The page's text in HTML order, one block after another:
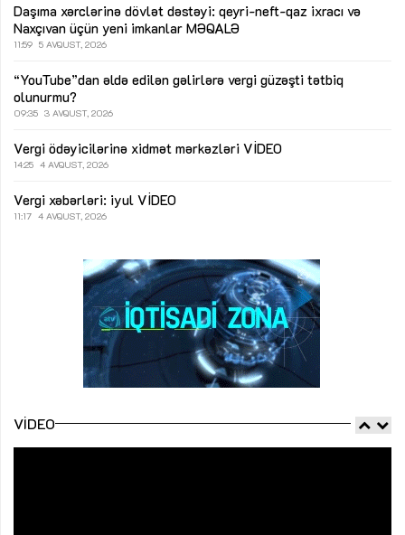
Daşıma xərclərinə dövlət dəstəyi: qeyri-neft-qaz ixracı və
Naxçıvan üçün yeni imkanlar MƏQALƏ
11:59 5 AVQUST, 2026
“YouTube”dan əldə edilən gəlirlərə vergi güzəşti tətbiq
olunurmu?
09:35 3 AVQUST, 2026
Vergi ödəyicilərinə xidmət mərkəzləri VİDEO
14:25 4 AVQUST, 2026
Vergi xəbərləri: iyul VİDEO
11:17 4 AVQUST, 2026
VIDEO